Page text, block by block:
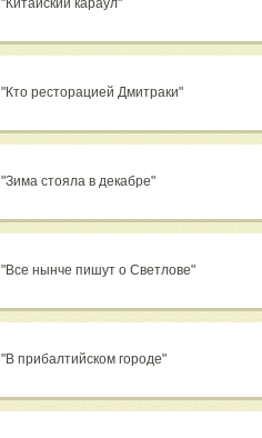
"Китайский караул"
"Кто ресторацией Дмитраки"
"Зима стояла в декабре"
"Все нынче пишут о Светлове"
"В прибалтийском городе"